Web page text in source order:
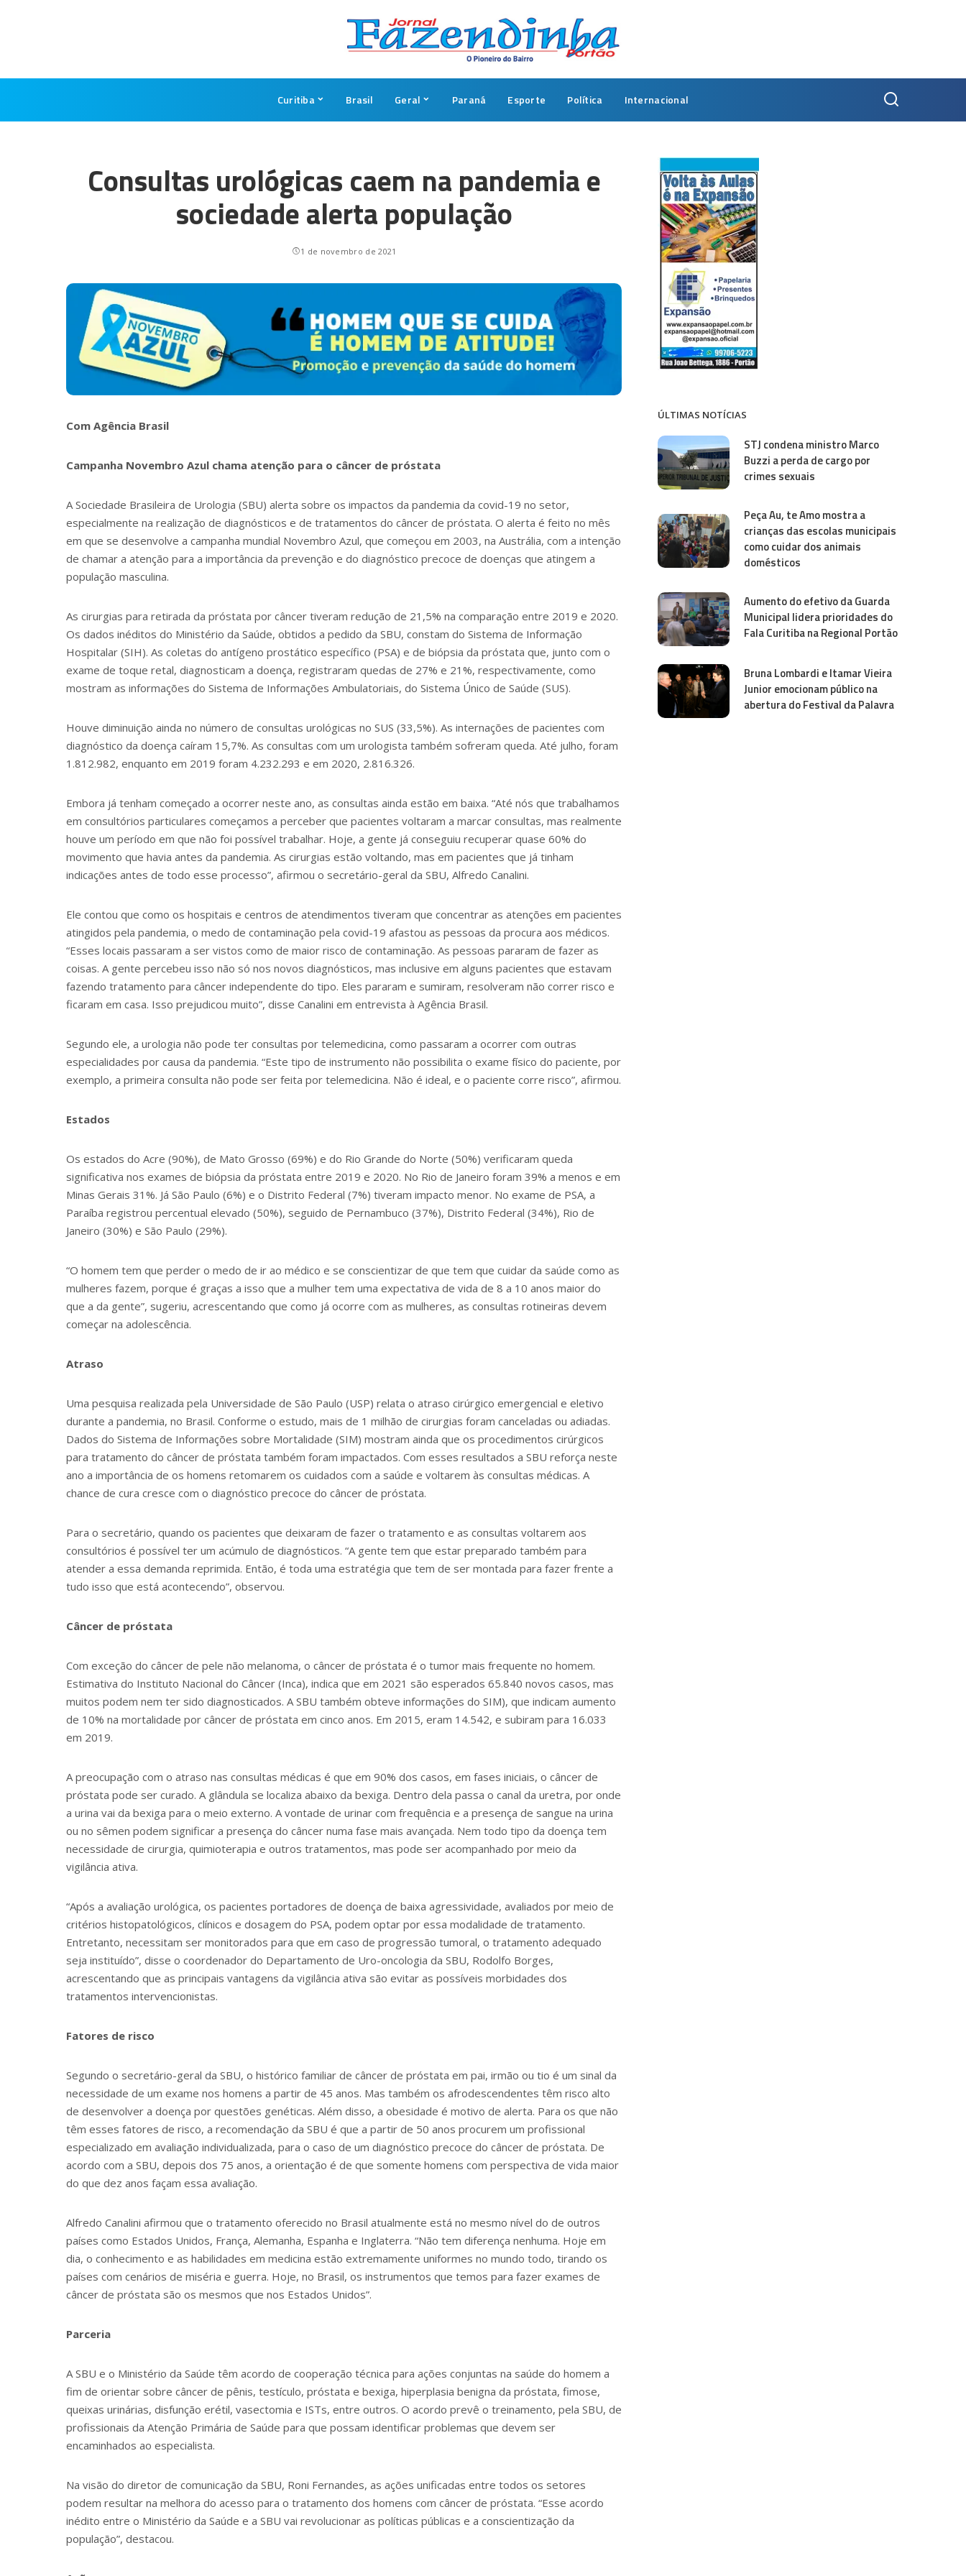
Curitiba Brasil Geral Paraná Esporte Política Internacional
Consultas urológicas caem na pandemia e
sociedade alerta população
1 de novembro de 2021
Com Agência Brasil
Campanha Novembro Azul chama atenção para o câncer de próstata
A Sociedade Brasileira de Urologia (SBU) alerta sobre os impactos da pandemia da covid-19 no setor,
especialmente na realização de diagnósticos e de tratamentos do câncer de próstata. O alerta é feito no mês
em que se desenvolve a campanha mundial Novembro Azul, que começou em 2003, na Austrália, com a intenção
de chamar a atenção para a importância da prevenção e do diagnóstico precoce de doenças que atingem a
população masculina.
As cirurgias para retirada da próstata por câncer tiveram redução de 21,5% na comparação entre 2019 e 2020.
Os dados inéditos do Ministério da Saúde, obtidos a pedido da SBU, constam do Sistema de Informação
Hospitalar (SIH). As coletas do antígeno prostático específico (PSA) e de biópsia da próstata que, junto com o
exame de toque retal, diagnosticam a doença, registraram quedas de 27% e 21%, respectivamente, como
mostram as informações do Sistema de Informações Ambulatoriais, do Sistema Único de Saúde (SUS).
Houve diminuição ainda no número de consultas urológicas no SUS (33,5%). As internações de pacientes com
diagnóstico da doença caíram 15,7%. As consultas com um urologista também sofreram queda. Até julho, foram
1.812.982, enquanto em 2019 foram 4.232.293 e em 2020, 2.816.326.
Embora já tenham começado a ocorrer neste ano, as consultas ainda estão em baixa. “Até nós que trabalhamos
em consultórios particulares começamos a perceber que pacientes voltaram a marcar consultas, mas realmente
houve um período em que não foi possível trabalhar. Hoje, a gente já conseguiu recuperar quase 60% do
movimento que havia antes da pandemia. As cirurgias estão voltando, mas em pacientes que já tinham
indicações antes de todo esse processo”, afirmou o secretário-geral da SBU, Alfredo Canalini.
Ele contou que como os hospitais e centros de atendimentos tiveram que concentrar as atenções em pacientes
atingidos pela pandemia, o medo de contaminação pela covid-19 afastou as pessoas da procura aos médicos.
“Esses locais passaram a ser vistos como de maior risco de contaminação. As pessoas pararam de fazer as
coisas. A gente percebeu isso não só nos novos diagnósticos, mas inclusive em alguns pacientes que estavam
fazendo tratamento para câncer independente do tipo. Eles pararam e sumiram, resolveram não correr risco e
ficaram em casa. Isso prejudicou muito”, disse Canalini em entrevista à Agência Brasil.
Segundo ele, a urologia não pode ter consultas por telemedicina, como passaram a ocorrer com outras
especialidades por causa da pandemia. “Este tipo de instrumento não possibilita o exame físico do paciente, por
exemplo, a primeira consulta não pode ser feita por telemedicina. Não é ideal, e o paciente corre risco”, afirmou.
Estados
Os estados do Acre (90%), de Mato Grosso (69%) e do Rio Grande do Norte (50%) verificaram queda
significativa nos exames de biópsia da próstata entre 2019 e 2020. No Rio de Janeiro foram 39% a menos e em
Minas Gerais 31%. Já São Paulo (6%) e o Distrito Federal (7%) tiveram impacto menor. No exame de PSA, a
Paraíba registrou percentual elevado (50%), seguido de Pernambuco (37%), Distrito Federal (34%), Rio de
Janeiro (30%) e São Paulo (29%).
“O homem tem que perder o medo de ir ao médico e se conscientizar de que tem que cuidar da saúde como as
mulheres fazem, porque é graças a isso que a mulher tem uma expectativa de vida de 8 a 10 anos maior do
que a da gente”, sugeriu, acrescentando que como já ocorre com as mulheres, as consultas rotineiras devem
começar na adolescência.
Atraso
Uma pesquisa realizada pela Universidade de São Paulo (USP) relata o atraso cirúrgico emergencial e eletivo
durante a pandemia, no Brasil. Conforme o estudo, mais de 1 milhão de cirurgias foram canceladas ou adiadas.
Dados do Sistema de Informações sobre Mortalidade (SIM) mostram ainda que os procedimentos cirúrgicos
para tratamento do câncer de próstata também foram impactados. Com esses resultados a SBU reforça neste
ano a importância de os homens retomarem os cuidados com a saúde e voltarem às consultas médicas. A
chance de cura cresce com o diagnóstico precoce do câncer de próstata.
Para o secretário, quando os pacientes que deixaram de fazer o tratamento e as consultas voltarem aos
consultórios é possível ter um acúmulo de diagnósticos. “A gente tem que estar preparado também para
atender a essa demanda reprimida. Então, é toda uma estratégia que tem de ser montada para fazer frente a
tudo isso que está acontecendo”, observou.
Câncer de próstata
Com exceção do câncer de pele não melanoma, o câncer de próstata é o tumor mais frequente no homem.
Estimativa do Instituto Nacional do Câncer (Inca), indica que em 2021 são esperados 65.840 novos casos, mas
muitos podem nem ter sido diagnosticados. A SBU também obteve informações do SIM), que indicam aumento
de 10% na mortalidade por câncer de próstata em cinco anos. Em 2015, eram 14.542, e subiram para 16.033
em 2019.
A preocupação com o atraso nas consultas médicas é que em 90% dos casos, em fases iniciais, o câncer de
próstata pode ser curado. A glândula se localiza abaixo da bexiga. Dentro dela passa o canal da uretra, por onde
a urina vai da bexiga para o meio externo. A vontade de urinar com frequência e a presença de sangue na urina
ou no sêmen podem significar a presença do câncer numa fase mais avançada. Nem todo tipo da doença tem
necessidade de cirurgia, quimioterapia e outros tratamentos, mas pode ser acompanhado por meio da
vigilância ativa.
“Após a avaliação urológica, os pacientes portadores de doença de baixa agressividade, avaliados por meio de
critérios histopatológicos, clínicos e dosagem do PSA, podem optar por essa modalidade de tratamento.
Entretanto, necessitam ser monitorados para que em caso de progressão tumoral, o tratamento adequado
seja instituído”, disse o coordenador do Departamento de Uro-oncologia da SBU, Rodolfo Borges,
acrescentando que as principais vantagens da vigilância ativa são evitar as possíveis morbidades dos
tratamentos intervencionistas.
Fatores de risco
Segundo o secretário-geral da SBU, o histórico familiar de câncer de próstata em pai, irmão ou tio é um sinal da
necessidade de um exame nos homens a partir de 45 anos. Mas também os afrodescendentes têm risco alto
de desenvolver a doença por questões genéticas. Além disso, a obesidade é motivo de alerta. Para os que não
têm esses fatores de risco, a recomendação da SBU é que a partir de 50 anos procurem um profissional
especializado em avaliação individualizada, para o caso de um diagnóstico precoce do câncer de próstata. De
acordo com a SBU, depois dos 75 anos, a orientação é de que somente homens com perspectiva de vida maior
do que dez anos façam essa avaliação.
Alfredo Canalini afirmou que o tratamento oferecido no Brasil atualmente está no mesmo nível do de outros
países como Estados Unidos, França, Alemanha, Espanha e Inglaterra. “Não tem diferença nenhuma. Hoje em
dia, o conhecimento e as habilidades em medicina estão extremamente uniformes no mundo todo, tirando os
países com cenários de miséria e guerra. Hoje, no Brasil, os instrumentos que temos para fazer exames de
câncer de próstata são os mesmos que nos Estados Unidos”.
Parceria
A SBU e o Ministério da Saúde têm acordo de cooperação técnica para ações conjuntas na saúde do homem a
fim de orientar sobre câncer de pênis, testículo, próstata e bexiga, hiperplasia benigna da próstata, fimose,
queixas urinárias, disfunção erétil, vasectomia e ISTs, entre outros. O acordo prevê o treinamento, pela SBU, de
profissionais da Atenção Primária de Saúde para que possam identificar problemas que devem ser
encaminhados ao especialista.
Na visão do diretor de comunicação da SBU, Roni Fernandes, as ações unificadas entre todos os setores
podem resultar na melhora do acesso para o tratamento dos homens com câncer de próstata. “Esse acordo
inédito entre o Ministério da Saúde e a SBU vai revolucionar as políticas públicas e a conscientização da
população”, destacou.
ÚLTIMAS NOTÍCIAS
STJ condena ministro Marco
Buzzi a perda de cargo por
crimes sexuais
Peça Au, te Amo mostra a
crianças das escolas municipais
como cuidar dos animais
domésticos
Aumento do efetivo da Guarda
Municipal lidera prioridades do
Fala Curitiba na Regional Portão
Bruna Lombardi e Itamar Vieira
Junior emocionam público na
abertura do Festival da Palavra